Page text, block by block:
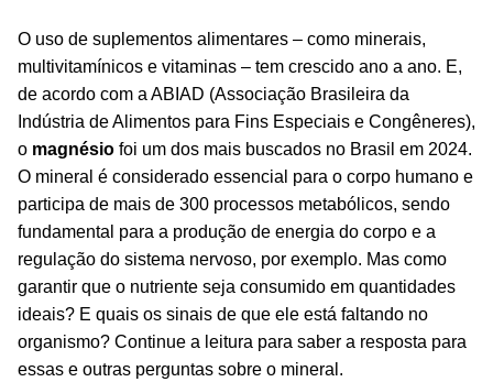
O uso de suplementos alimentares – como minerais,
multivitamínicos e vitaminas – tem crescido ano a ano. E,
de acordo com a ABIAD (Associação Brasileira da
Indústria de Alimentos para Fins Especiais e Congêneres),
o magnésio foi um dos mais buscados no Brasil em 2024.
O mineral é considerado essencial para o corpo humano e
participa de mais de 300 processos metabólicos, sendo
fundamental para a produção de energia do corpo e a
regulação do sistema nervoso, por exemplo. Mas como
garantir que o nutriente seja consumido em quantidades
ideais? E quais os sinais de que ele está faltando no
organismo? Continue a leitura para saber a resposta para
essas e outras perguntas sobre o mineral.